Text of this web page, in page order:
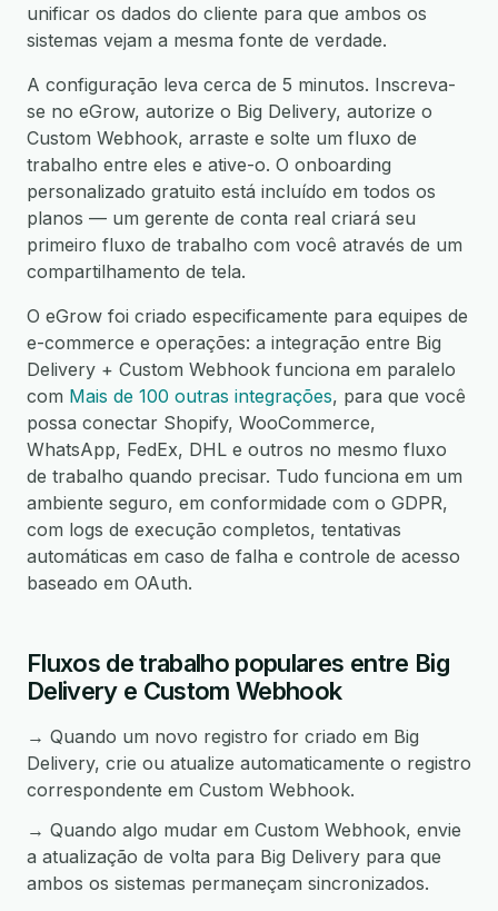
unificar os dados do cliente para que ambos os
sistemas vejam a mesma fonte de verdade.
A configuração leva cerca de 5 minutos. Inscreva-
se no eGrow, autorize o Big Delivery, autorize o
Custom Webhook, arraste e solte um fluxo de
trabalho entre eles e ative-o. O onboarding
personalizado gratuito está incluído em todos os
planos — um gerente de conta real criará seu
primeiro fluxo de trabalho com você através de um
compartilhamento de tela.
O eGrow foi criado especificamente para equipes de
e-commerce e operações: a integração entre Big
Delivery + Custom Webhook funciona em paralelo
com Mais de 100 outras integrações, para que você
possa conectar Shopify, WooCommerce,
WhatsApp, FedEx, DHL e outros no mesmo fluxo
de trabalho quando precisar. Tudo funciona em um
ambiente seguro, em conformidade com o GDPR,
com logs de execução completos, tentativas
automáticas em caso de falha e controle de acesso
baseado em OAuth.
Fluxos de trabalho populares entre Big
Delivery e Custom Webhook
→ Quando um novo registro for criado em Big
Delivery, crie ou atualize automaticamente o registro
correspondente em Custom Webhook.
→ Quando algo mudar em Custom Webhook, envie
a atualização de volta para Big Delivery para que
ambos os sistemas permaneçam sincronizados.